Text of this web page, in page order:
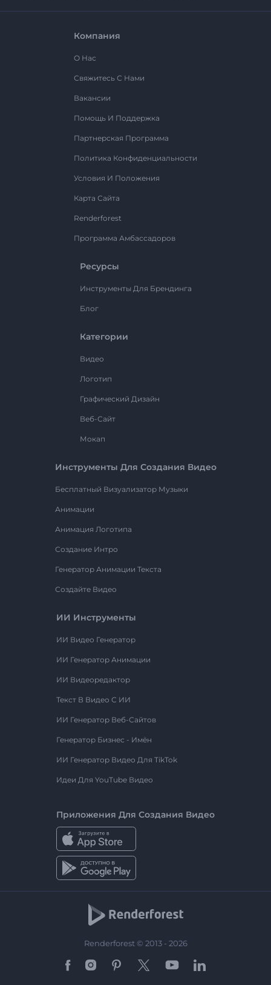
Компания
О Нас
Свяжитесь С Нами
Вакансии
Помощь И Поддержка
Партнерская Программа
Политика Конфиденциальности
Условия И Положения
Карта Сайта
Renderforest
Программа Амбассадоров
Ресурсы
Инструменты Для Брендинга
Блог
Категории
Видео
Логотип
Графический Дизайн
Веб-Сайт
Мокап
Инструменты Для Создания Видео
Бесплатный Визуализатор Музыки
Анимации
Анимация Логотипа
Создание Интро
Генератор Анимации Текста
Создайте Видео
ИИ Инструменты
ИИ Видео Генератор
ИИ Генератор Анимации
ИИ Видеоредактор
Текст В Видео С ИИ
ИИ Генератор Веб-Сайтов
Генератор Бизнес - Имён
ИИ Генератор Видео Для TikTok
Идеи Для YouTube Видео
Приложения Для Создания Видео
Renderforest © 2013 - 2026